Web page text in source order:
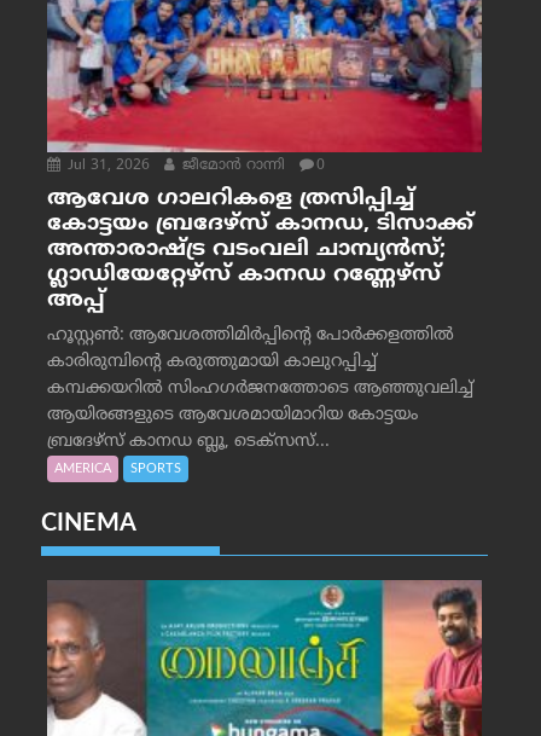
Jul 31, 2026 ജീമോന്‍ റാന്നി 0
ആവേശ ഗാലറികളെ ത്രസിപ്പിച്ച്
കോട്ടയം ബ്രദേഴ്‌സ് കാനഡ, ടിസാക്ക്
അന്താരാഷ്ട്ര വടംവലി ചാമ്പ്യന്‍സ്;
ഗ്ലാഡിയേറ്റേഴ്‌സ് കാനഡ റണ്ണേഴ്‌സ്
അപ്പ്
ഹൂസ്റ്റണ്‍: ആവേശത്തിമിര്‍പ്പിന്റെ പോര്‍ക്കളത്തില്‍
കാരിരുമ്പിന്റെ കരുത്തുമായി കാലുറപ്പിച്ച്
കമ്പക്കയറില്‍ സിംഹഗര്‍ജനത്തോടെ ആഞ്ഞുവലിച്ച്
ആയിരങ്ങളുടെ ആവേശമായിമാറിയ കോട്ടയം
ബ്രദേഴ്‌സ് കാനഡ ബ്ലൂ, ടെക്‌സസ്...
AMERICA SPORTS
CINEMA